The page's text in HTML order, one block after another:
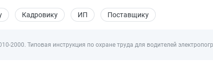
Кадровику ИП Поставщику
2000. Типовая инструкция по охране труда для водителей